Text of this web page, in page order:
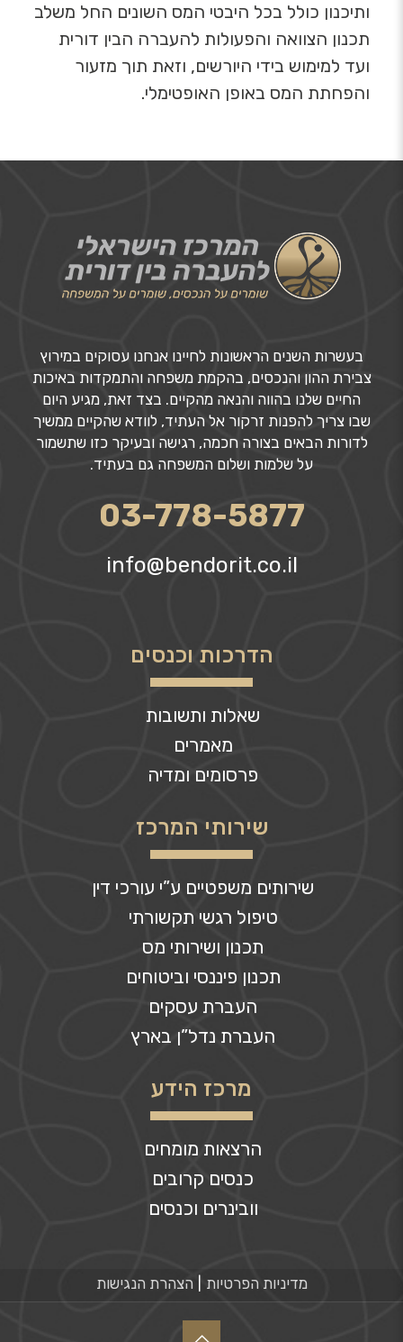
ותיכנון כולל בכל היבטי המס השונים החל משלב
תכנון הצוואה והפעולות להעברה הבין דורית
ועד למימוש בידי היורשים, וזאת תוך מזעור
והפחתת המס באופן האופטימלי.
בעשרות השנים הראשונות לחיינו אנחנו עסוקים במירוץ
צבירת ההון והנכסים, בהקמת משפחה והתמקדות באיכות
החיים שלנו בהווה והנאה מהקיים. בצד זאת, מגיע היום
שבו צריך להפנות זרקור אל העתיד, לוודא שהקיים ממשיך
לדורות הבאים בצורה חכמה, רגישה ובעיקר כזו שתשמור
על שלמות ושלום המשפחה גם בעתיד.
03-778-5877
info@bendorit.co.il
הדרכות וכנסים
שאלות ותשובות
מאמרים
פרסומים ומדיה
שירותי המרכז
שירותים משפטיים ע”י עורכי דין
טיפול רגשי תקשורתי
תכנון ושירותי מס
תכנון פיננסי וביטוחים
העברת עסקים
העברת נדל”ן בארץ
מרכז הידע
הרצאות מומחים
כנסים קרובים
וובינרים וכנסים
מדיניות הפרטיות הצהרת הנגישות